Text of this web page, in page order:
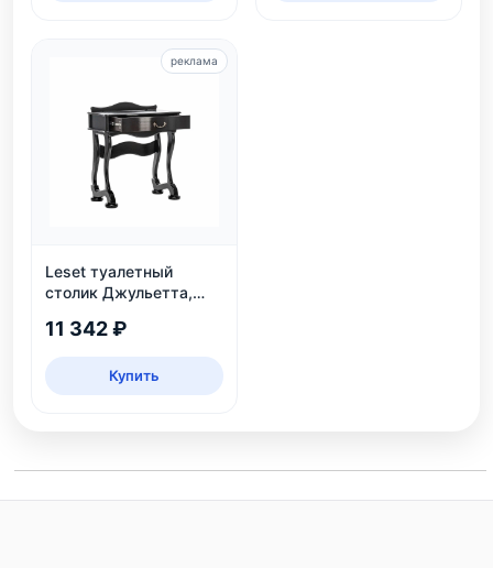
Leset туалетный
столик Джульетта,
11 342 ₽
Купить
реклама